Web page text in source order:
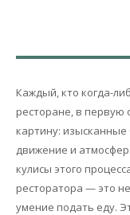
Каждый, кто когда-
ресторане, в первую
картину:
движение и
кулисы этого
ресторатора — это
умение подать еду.